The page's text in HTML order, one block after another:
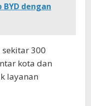
BYD dengan
300
kota dan
layanan